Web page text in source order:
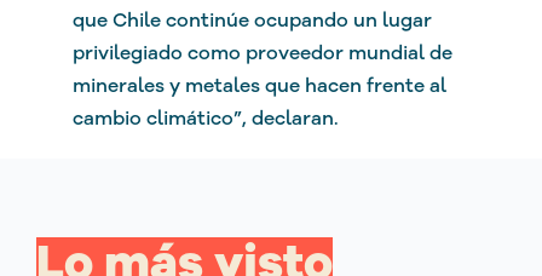
que Chile continúe ocupando un lugar
privilegiado como proveedor mundial de
minerales y metales que hacen frente al
cambio climático”, declaran.
Lo más visto